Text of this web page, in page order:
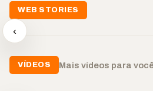
WEB STORIES
‹
📢💜 Agosto Lilás
reforça combate à
violência contra a
mulher
VÍDEOS Mais vídeos para